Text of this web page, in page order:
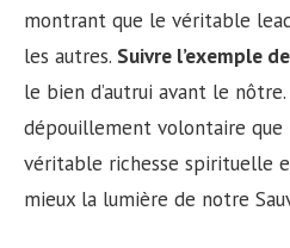
montrant que le véritable
les autres. Suivre l’exemple
le bien d’autrui avant le nôtre.
dépouillement volontaire que
véritable richesse spirituelle
mieux la lumière de notre